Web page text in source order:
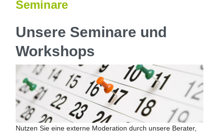
Seminare
Unsere Seminare und
Workshops
Nutzen Sie eine externe Moderation durch unsere Berater,